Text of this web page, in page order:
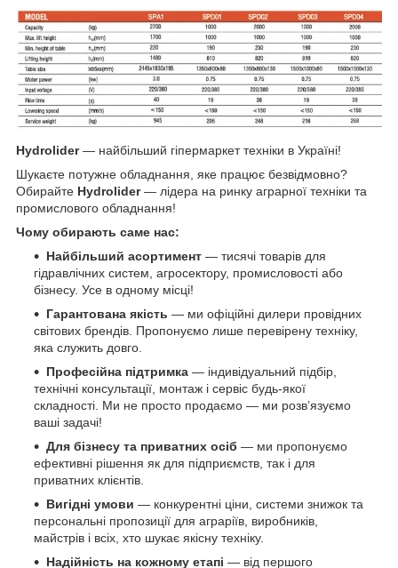
Hydrolider— найбільший гіпермаркет техніки в Україні!
Шукаєте потужне обладнання, яке працює безвідмовно?
Обирайте Hydrolider— лідера на ринку аграрної техніки та
промислового обладнання!
Чому обирають саме нас:
Найбільший асортимент — тисячі товарів для
гідравлічних систем, агросектору, промисловості або
бізнесу. Усе в одному місці!
Гарантована якість — ми офіційні дилери провідних
світових брендів. Пропонуємо лише перевірену техніку,
яка служить довго.
Професійна підтримка — індивідуальний підбір,
технічні консультації, монтаж і сервіс будь-якої
складності. Ми не просто продаємо — ми розв’язуємо
ваші задачі!
Для бізнесу та приватних осіб — ми пропонуємо
ефективні рішення як для підприємств, так і для
приватних клієнтів.
Вигідні умови — конкурентні ціни, системи знижок та
персональні пропозиції для аграріїв, виробників,
майстрів і всіх, хто шукає якісну техніку.
Надійність на кожному етапі — від першого